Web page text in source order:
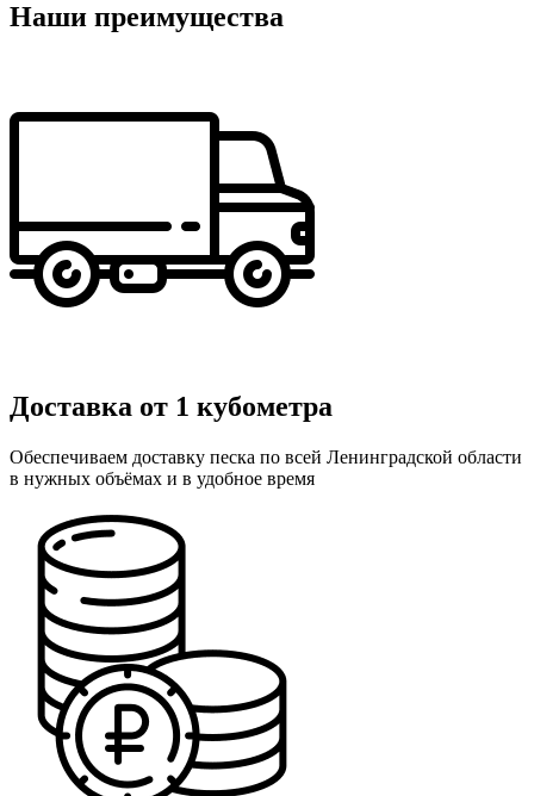
Наши преимущества
Доставка от 1 кубометра
Обеспечиваем доставку песка по всей Ленинградской области
в нужных объёмах и в удобное время